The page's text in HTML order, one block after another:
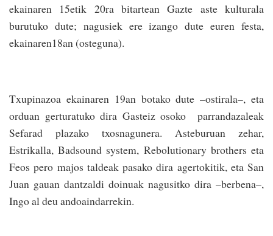
ekainaren 15etik 20ra bitartean Gazte aste kulturala
burutuko dute; nagusiek ere izango dute euren festa,
ekainaren18an (osteguna).
Txupinazoa ekainaren 19an botako dute –ostirala–, eta
orduan gerturatuko dira Gasteiz osoko parrandazaleak
Sefarad plazako txosnagunera. Asteburuan zehar,
Estrikalla, Badsound system, Rebolutionary brothers eta
Feos pero majos taldeak pasako dira agertokitik, eta San
Juan gauan dantzaldi doinuak nagusitko dira –berbena–,
Ingo al deu andoaindarrekin.